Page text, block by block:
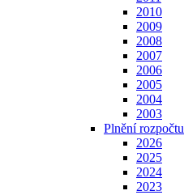
2010
2009
2008
2007
2006
2005
2004
2003
Plnění rozpočtu
2026
2025
2024
2023